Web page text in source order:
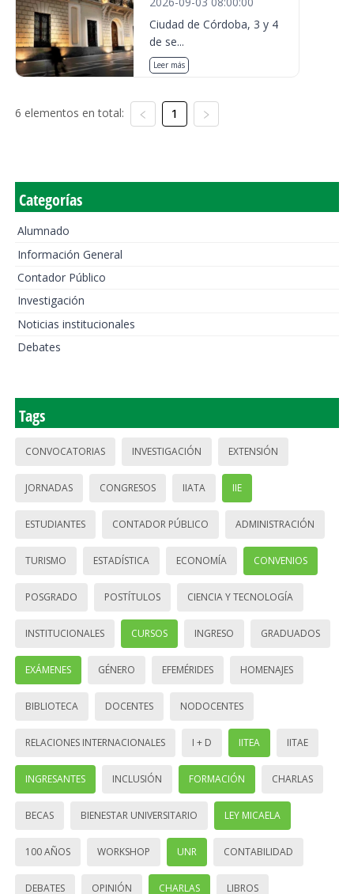
Ciudad de Córdoba, 3 y 4
de se...
Leer más
6 elementos en total: 1
Categorías
Alumnado
Información General
Contador Público
Investigación
Noticias institucionales
Debates
Tags
CONVOCATORIAS INVESTIGACIÓN EXTENSIÓN
JORNADAS CONGRESOS IIATA IIE
ESTUDIANTES CONTADOR PÚBLICO ADMINISTRACIÓN
TURISMO ESTADÍSTICA ECONOMÍA CONVENIOS
POSGRADO POSTÍTULOS CIENCIA Y TECNOLOGÍA
INSTITUCIONALES CURSOS INGRESO GRADUADOS
EXÁMENES GÉNERO EFEMÉRIDES HOMENAJES
BIBLIOTECA DOCENTES NODOCENTES
RELACIONES INTERNACIONALES I + D IITEA IITAE
INGRESANTES INCLUSIÓN FORMACIÓN CHARLAS
BECAS BIENESTAR UNIVERSITARIO LEY MICAELA
100 AÑOS WORKSHOP UNR CONTABILIDAD
DEBATES OPINIÓN CHARLAS LIBROS